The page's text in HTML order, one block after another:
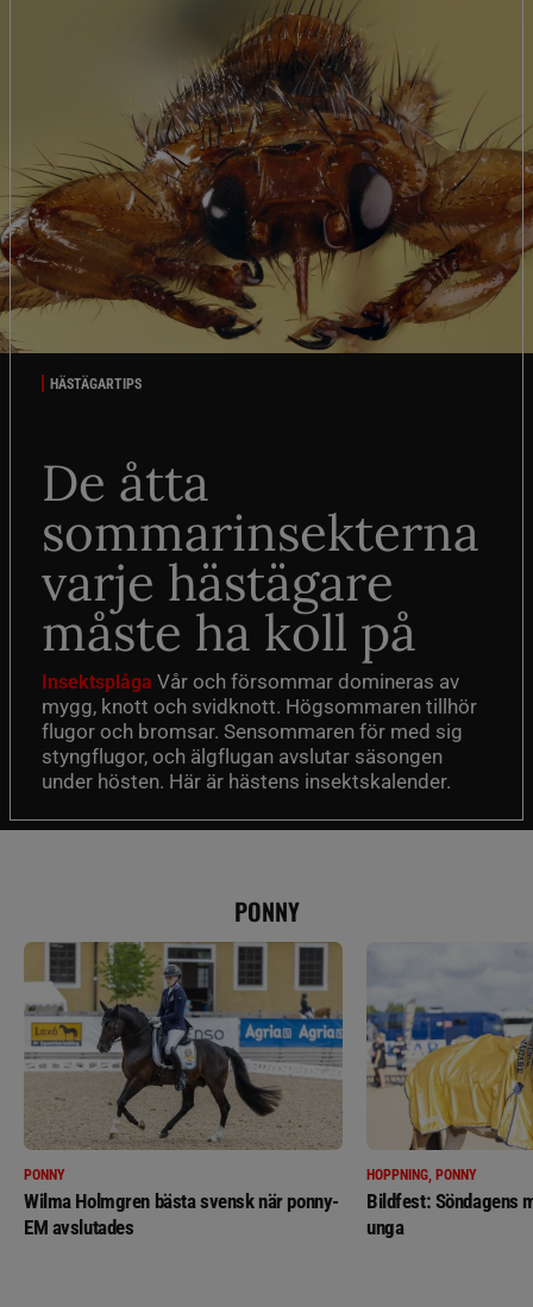
HÄSTÄGARTIPS
De åtta
sommarinsekterna
varje hästägare
måste ha koll på
Insektsplåga Vår och försommar domineras av
mygg, knott och svidknott. Högsommaren tillhör
flugor och bromsar. Sensommaren för med sig
styngflugor, och älgflugan avslutar säsongen
under hösten. Här är hästens insektskalender.
PONNY
PONNY
Wilma Holmgren bästa svensk när ponny-
EM avslutades
HOPPNING, PONNY
Bildfest: Söndagens
unga